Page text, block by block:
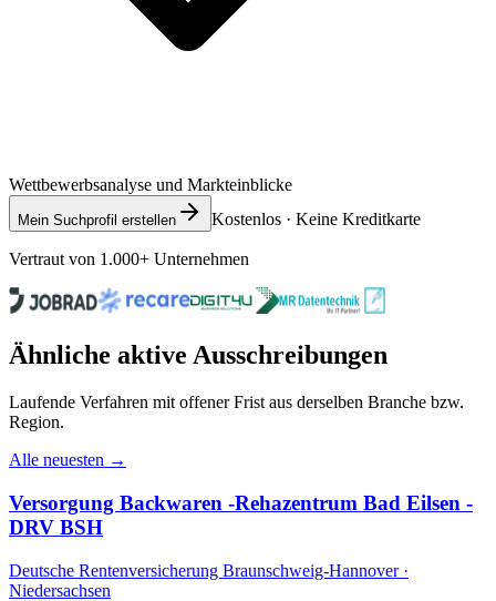
Wettbewerbsanalyse und Markteinblicke
Mein Suchprofil erstellen Kostenlos · Keine Kreditkarte
Vertraut von 1.000+ Unternehmen
Ähnliche aktive Ausschreibungen
Laufende Verfahren mit offener Frist aus derselben Branche bzw.
Region.
Alle neuesten →
Versorgung Backwaren -Rehazentrum Bad Eilsen -
DRV BSH
Deutsche Rentenversicherung Braunschweig-Hannover ·
Niedersachsen